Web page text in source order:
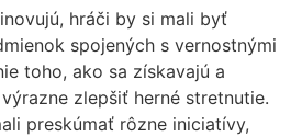
hráči by si mali byť
spojených s vernostnými
toho, ako sa získavajú a
zlepšiť herné stretnutie.
preskúmať rôzne iniciatívy,